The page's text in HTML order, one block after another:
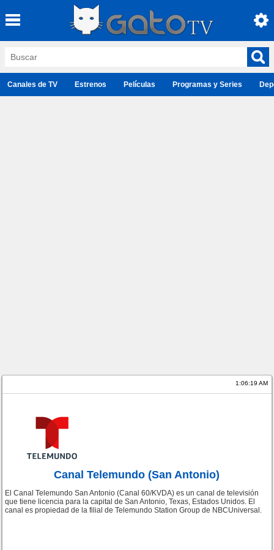
Canales de TV Estrenos Películas Programas y Series
1:06:19 AM
Canal Telemundo (San Antonio)
El Canal Telemundo San Antonio (Canal 60/KVDA) es un canal de televisión
que tiene licencia para la capital de San Antonio, Texas, Estados Unidos. El
canal es propiedad de la filial de Telemundo Station Group de NBCUniversal.